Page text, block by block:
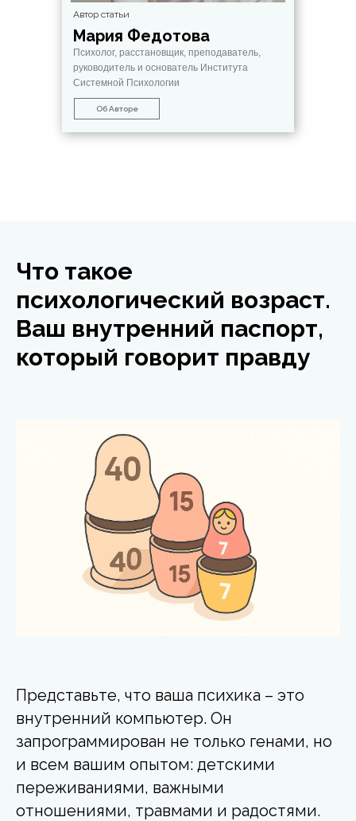
Психолог, расстановщик, преподаватель,
руководитель и основатель Института
Системной Психологии
Автор статьи
Мария Федотова
Об Авторе
Что такое
психологический возраст.
Ваш внутренний паспорт,
который говорит правду
Представьте, что ваша психика – это
внутренний компьютер. Он
запрограммирован не только генами, но
и всем вашим опытом: детскими
переживаниями, важными
отношениями, травмами и радостями.